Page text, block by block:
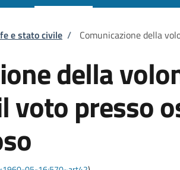
e stato civile / Comunicazione della
della
voto presso